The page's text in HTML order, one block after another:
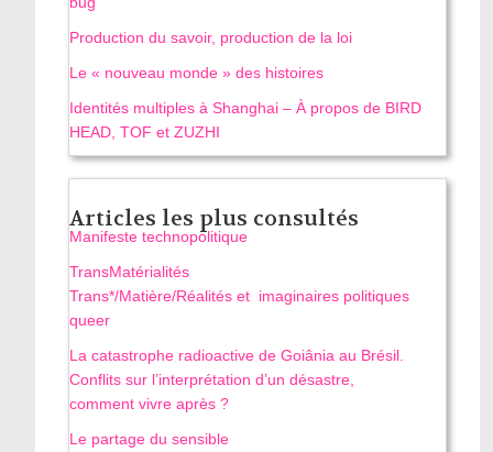
Production du savoir, production de la loi
Le « nouveau monde » des histoires
Identités multiples à Shanghai – À propos de BIRD
HEAD, TOF et ZUZHI
Articles les plus consultés
Manifeste technopolitique
TransMatérialités
Trans*/Matière/Réalités et imaginaires politiques
queer
La catastrophe radioactive de Goiânia au Brésil.
Conflits sur l’interprétation d’un désastre,
comment vivre après ?
Le partage du sensible